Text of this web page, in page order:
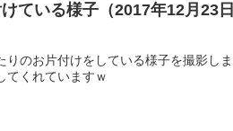
ている様子（2017年12月23
りのお片付けをしている様子を撮影し
てくれていますｗ